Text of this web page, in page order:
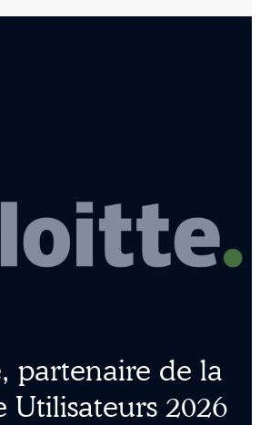
partenaire de la
Utilisateurs 2026